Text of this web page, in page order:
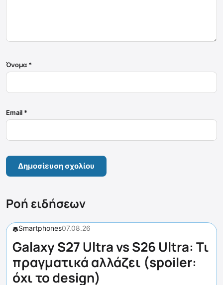
Όνομα *
Email *
Ροή ειδήσεων
Smartphones07.08.26
Galaxy S27 Ultra vs S26 Ultra: Τι
πραγματικά αλλάζει (spoiler:
όχι το design)